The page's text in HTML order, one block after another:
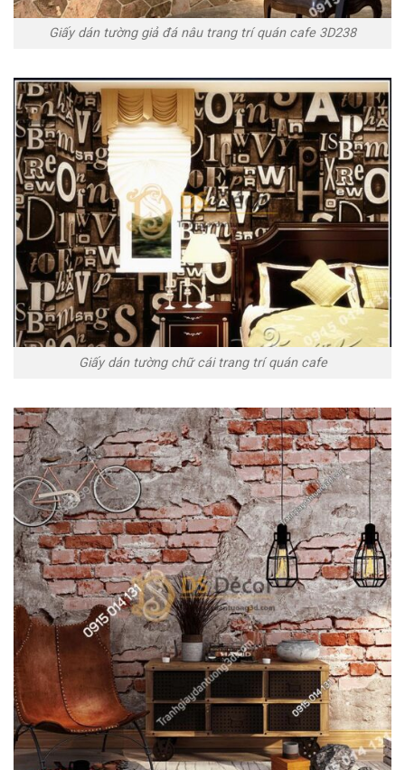
Giấy dán tường giả đá nâu trang trí quán cafe 3D238
Giấy dán tường chữ cái trang trí quán cafe